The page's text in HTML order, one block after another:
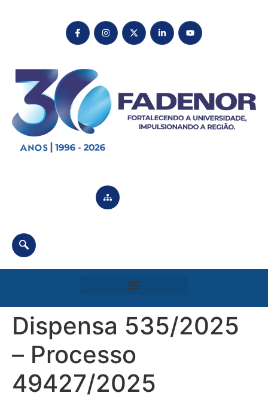
Dispensa 535/2025
– Processo
49427/2025